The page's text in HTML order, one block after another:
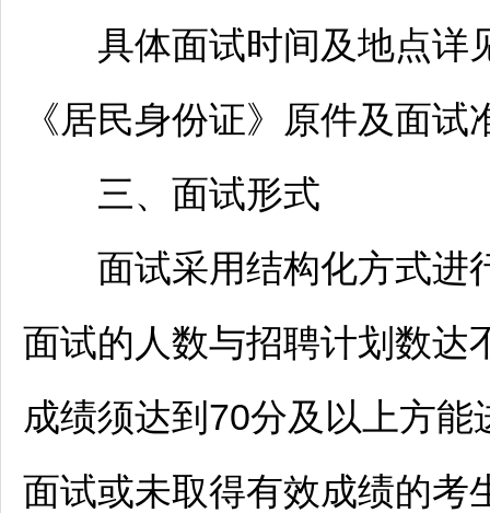
具体面试时间及地点详
《居民身份证》原件及面
三、面试形式
面试采用结构化方式进
面试的人数与招聘计划数达
成绩须达到70分及以上方
面试或未取得有效成绩的考